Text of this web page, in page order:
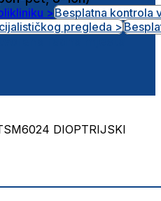
>Besplatna kontrola
pregleda >
DIOPTRIJSKI